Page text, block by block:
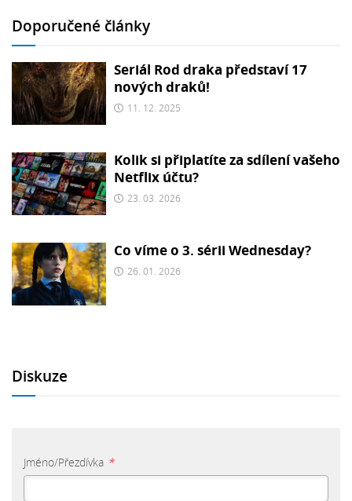
Doporučené články
Seriál Rod draka představí 17
nových draků!
11. 12. 2025
Kolik si připlatíte za sdílení vašeho
Netflix účtu?
23. 03. 2026
Co víme o 3. sérii Wednesday?
26. 01. 2026
Diskuze
Jméno/Přezdívka *